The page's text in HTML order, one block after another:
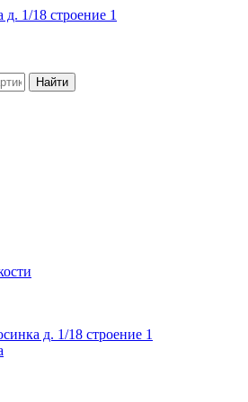
1/18 строение 1
Найти
д. 1/18 строение 1